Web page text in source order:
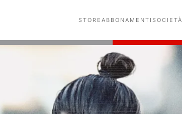
STORE ABBONAMENTI SOCIETÀ